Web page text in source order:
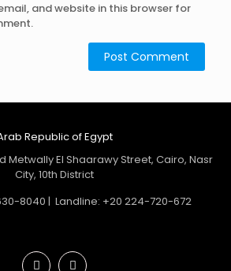
and website in this browser for
Republic of Egypt
Metwally El Shaarawy Street, Cairo, Nasr
City, 10th District
8040 | Landline: +20 224-720-672